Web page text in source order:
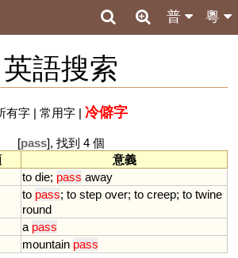
粵
普
英語搜索
有字| 常用字| 冷僻字
[pass], 找到 4 個
意義
to die; pass away
to pass; to step over; to creep; to twine
round
a pass
mountain pass